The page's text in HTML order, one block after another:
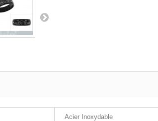
Acier Inoxydable